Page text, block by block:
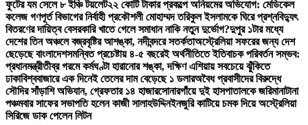
ফুটের যম সেলে ৮ ইঞ্চি টয়লেট২২ কোটি টাকার প্রকল্পে অনিয়মের অভিযোগ: মেডিকেল
কলেজ গণপূর্ত বিভাগের নির্বাহী প্রকৌশলী মোহাম্মদ তরিকুল ইসলামকে ঘিরে প্রশ্নবিদ্যুৎ
বিতরণের দায়িত্ব বেসরকারি খাতে গেলে সমাধান নাকি নতুন দুর্ভোগ?দুপুর ১টার মধ্যে
দেশের তিন অঞ্চলে বজ্রবৃষ্টির আশঙ্কা, নদীবন্দরে সতর্কতাঅস্ট্রেলিয়া সফরের জন্য দেশ
ছেড়েছে বাংলাদেশসমন্বিত প্রচেষ্টায় ৪-৫ বছরেই অর্থনীতিতে ইতিবাচক পরিবর্তন সম্ভব:
প্রধানমন্ত্রীতীব্র গরমে কর্মঘণ্টা হারানোর শঙ্কা, দক্ষিণ এশিয়ায় সবচেয়ে ঝুঁকিতে
ঢাকাবিশ্ববাজারে এক দিনেই তেলের দাম বেড়েছে ১ ডলারঅবৈধ প্রবাসীদের বিরুদ্ধে
সৌদির সাঁড়াশি অভিযান, গ্রেফতার ১৪ হাজারসোনারগাঁয়ে দুই হাসপাতালকে জরিমানাটানা
পঞ্চমবার সাফের সভাপতি হলেন কাজী সালাহউদ্দিনইনজুরি কাটিয়ে চমক দিয়ে অস্ট্রেলিয়া
সিরিজে ডাক পেলেন লিটন